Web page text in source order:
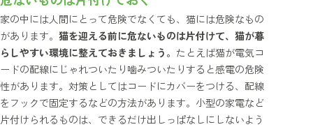
家の中には人間にとって危険でなくても、猫には危険なもの
があります。 猫を迎える前に危ないものは片付けて、猫が暮
らしやすい環境に整えておきましょう。 たとえば猫が電気コ
ードの配線にじゃれついたり噛みついたりすると感電の危険
性があります。対策としてはコードにカバーをつける、配線
をフックで固定するなどの方法があります。小型の家電など
片付けられるものは、できるだけ出しっぱなしにしないよう